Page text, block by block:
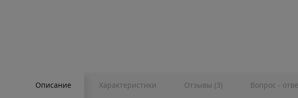
Описание Характеристики Отзывы (3) Вопрос -